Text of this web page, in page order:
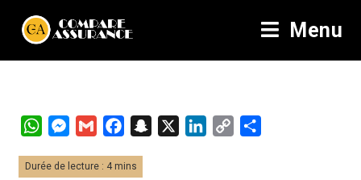
Menu
W
a
M
s
a
c